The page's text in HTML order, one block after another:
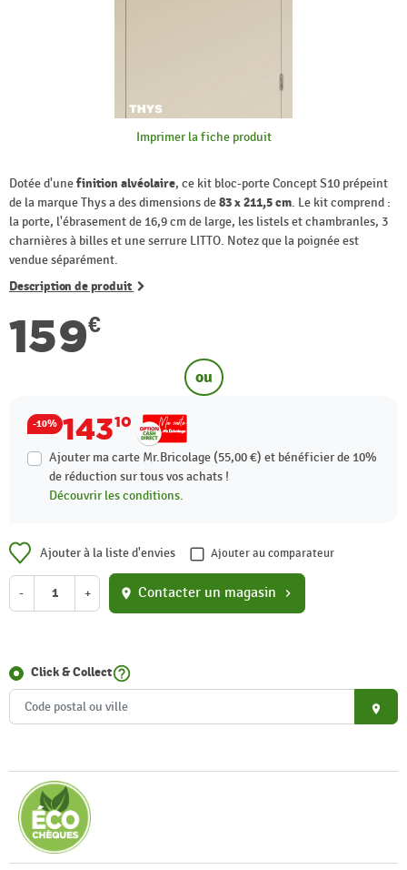
Imprimer la fiche produit
Dotée d'unefinition alvéolaire, ce kit bloc-porte Concept S10 prépeint
de la marque Thys a des dimensions de83 x 211,5 cm. Le kit comprend :
la porte, l'ébrasement de 16,9 cm de large, les listels et chambranles, 3
charnières à billes et une serrure LITTO. Notez que la poignée est
vendue séparément.
Description de produit
159€
ou
-10% 14310
Ajouter ma carte Mr.Bricolage (55,00 €) et bénéficier de 10%
de réduction sur tous vos achats !
Découvrir les conditions.
Ajouter à la liste d'envies Ajouter au comparateur
- + location_on Contacter un magasin chevron_right
Click & Collecthelp_outline
place